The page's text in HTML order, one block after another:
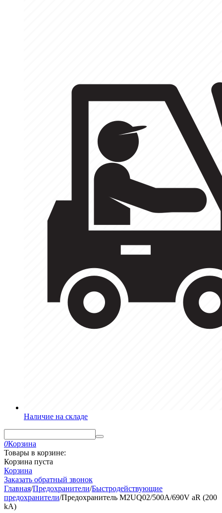
Наличие на складе
0Корзина
Товары в корзине:
Корзина пуста
Корзина
Заказать обратный звонок
Главная/Предохранители/Быстродействующие
предохранители/Предохранитель M2UQ02/500A/690V aR (200
kA)